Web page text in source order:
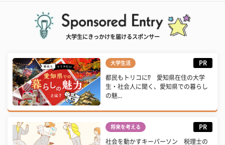
大学生にきっかけを届けるスポンサー
大学生活 PR
都民もトリコに⁉ 愛知県在住の大学
生・社会人に聞く、愛知県での暮らし
の魅...
将来を考える PR
社会を動かすキーパーソン 税理士の